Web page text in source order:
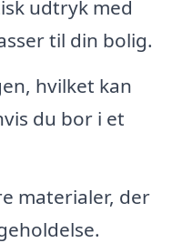
udtryk med
til din bolig.
hvilket kan
du bor i et
materialer, der